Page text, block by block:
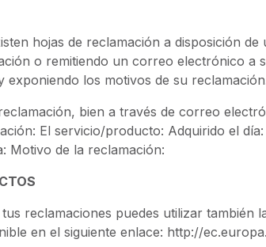
hojas de reclamación a disposición
o remitiendo un correo electrónico a
los motivos de su
bien a través de correo
El servicio/producto: Adquirido el
Motivo de la reclamación:
reclamaciones puedes utilizar también
en el siguiente enlace: http://